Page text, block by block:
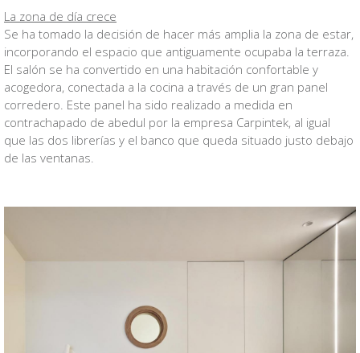
La zona de día crece
Se ha tomado la decisión de hacer más amplia la zona de estar,
incorporando el espacio que antiguamente ocupaba la terraza.
El salón se ha convertido en una habitación confortable y
acogedora, conectada a la cocina a través de un gran panel
corredero. Este panel ha sido realizado a medida en
contrachapado de abedul por la empresa Carpintek, al igual
que las dos librerías y el banco que queda situado justo debajo
de las ventanas.